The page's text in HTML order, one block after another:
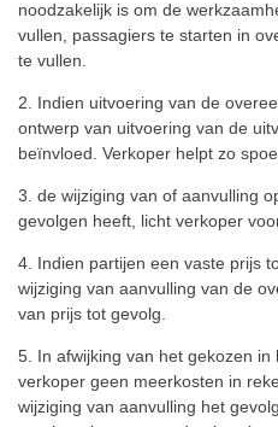
noodzakelijk is om de
vullen, passagiers te starten in
te vullen.
2. Indien uitvoering van de
ontwerp van uitvoering van de
beïnvloed. Verkoper helpt zo
3. de wijziging van of aanvulling
gevolgen heeft, licht verkoper
4. Indien partijen een vaste prijs
wijziging van aanvulling van de
van prijs tot gevolg.
5. In afwijking van het gekozen
verkoper geen meerkosten in
wijziging van aanvulling het